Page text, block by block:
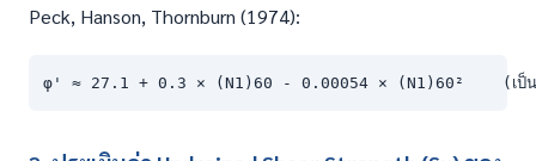
Peck, Hanson, Thornburn (1974):
φ' ≈ 27.1 + 0.3 × (N1)60 - 0.00054 × (N1)60²    (เป็น